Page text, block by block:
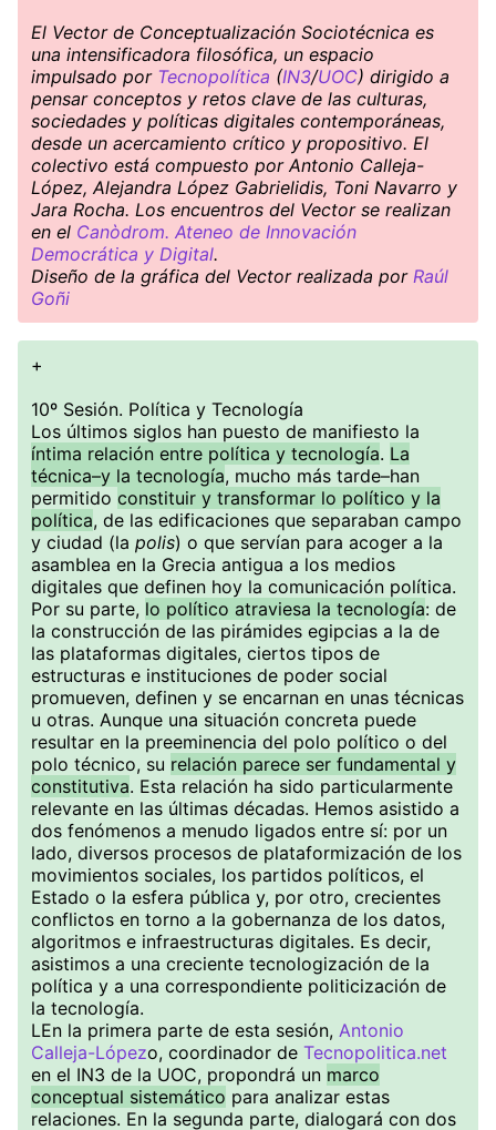
El Vector de Conceptualización Sociotécnica es
una intensificadora filosófica, un espacio
impulsado por Tecnopolítica (IN3/UOC) dirigido a
pensar conceptos y retos clave de las culturas,
sociedades y políticas digitales contemporáneas,
desde un acercamiento crítico y propositivo. El
colectivo está compuesto por Antonio Calleja-
López, Alejandra López Gabrielidis, Toni Navarro y
Jara Rocha. Los encuentros del Vector se realizan
en el Canòdrom. Ateneo de Innovación
Democrática y Digital.
Diseño de la gráfica del Vector realizada por Raúl
Goñi
+
10º Sesión. Política y Tecnología
Los últimos siglos han puesto de manifiesto la
íntima relación entre política y tecnología. La
técnica–y la tecnología, mucho más tarde–han
permitido constituir y transformar lo político y la
política, de las edificaciones que separaban campo
y ciudad (la polis) o que servían para acoger a la
asamblea en la Grecia antigua a los medios
digitales que definen hoy la comunicación política.
Por su parte, lo político atraviesa la tecnología: de
la construcción de las pirámides egipcias a la de
las plataformas digitales, ciertos tipos de
estructuras e instituciones de poder social
promueven, definen y se encarnan en unas técnicas
u otras. Aunque una situación concreta puede
resultar en la preeminencia del polo político o del
polo técnico, su relación parece ser fundamental y
constitutiva. Esta relación ha sido particularmente
relevante en las últimas décadas. Hemos asistido a
dos fenómenos a menudo ligados entre sí: por un
lado, diversos procesos de plataformización de los
movimientos sociales, los partidos políticos, el
Estado o la esfera pública y, por otro, crecientes
conflictos en torno a la gobernanza de los datos,
algoritmos e infraestructuras digitales. Es decir,
asistimos a una creciente tecnologización de la
política y a una correspondiente politicización de
la tecnología.
LEn la primera parte de esta sesión, Antonio
Calleja-Lópezo, coordinador de Tecnopolitica.net
en el IN3 de la UOC, propondrá un marco
conceptual sistemático para analizar estas
relaciones. En la segunda parte, dialogará con dos